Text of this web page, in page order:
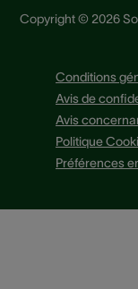
Copyright © 2026
Conditions
Avis de
Avis
Politique
Préférences